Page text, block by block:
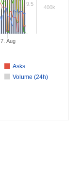
Asks
Volume (24h)
7. Aug
9.5
400k